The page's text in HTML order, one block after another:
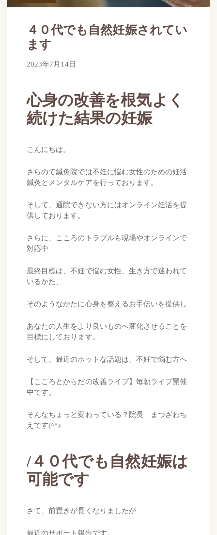
４０代でも自然妊娠されてい
ます
2023年7月14日
心身の改善を根気よく
続けた結果の妊娠
こんにちは。
さらのて鍼灸院では不妊に悩む女性のための妊活
鍼灸とメンタルケアを行っております。
そして、通院できない方にはオンライン妊活を提
供しております。
さらに、こころのトラブルも現場やオンラインで
対応中
最終目標は、不妊で悩む女性、生き方で迷われて
いるかた、
そのようなかたに心身を整えるお手伝いを提供し
あなたの人生をより良いものへ変化させることを
目標にしております。
そして、最近のホットな話題は、不妊で悩む方へ
【こころとからだの改善ライブ】毎朝ライブ開催
中です。
そんなちょっと変わっている？院長 まつざわち
えです(^^♪
/４０代でも自然妊娠は
可能です
さて、前置きが長くなりましたが
最近のサポート報告です。